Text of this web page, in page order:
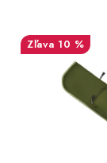
NÁSTRAHY A
10 %